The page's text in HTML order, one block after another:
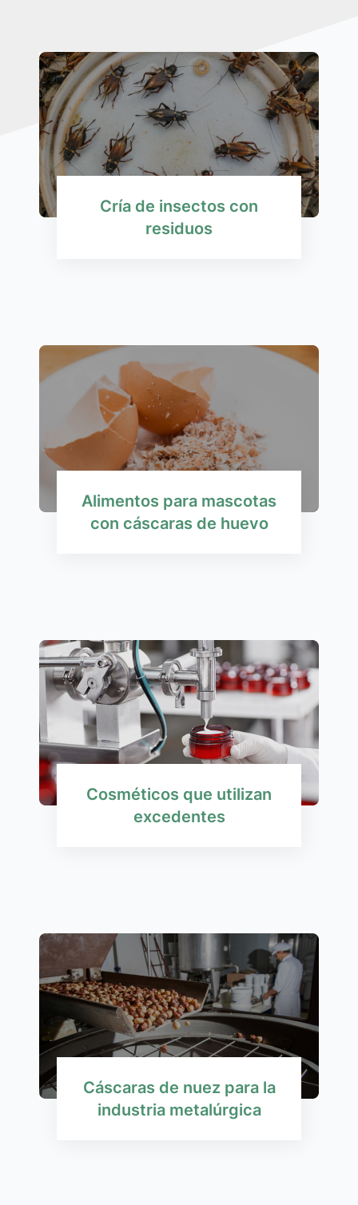
Cría de insectos con
residuos
Alimentos para mascotas
con cáscaras de huevo
Cosméticos que utilizan
excedentes
Cáscaras de nuez para la
industria metalúrgica